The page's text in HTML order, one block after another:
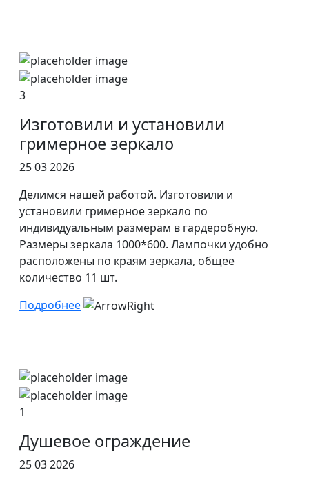
3
Изготовили и установили
гримерное зеркало
25 03 2026
Делимся нашей работой. Изготовили и
установили гримерное зеркало по
индивидуальным размерам в гардеробную.
Размеры зеркала 1000*600. Лампочки удобно
расположены по краям зеркала, общее
количество 11 шт.
Подробнее
1
Душевое ограждение
25 03 2026